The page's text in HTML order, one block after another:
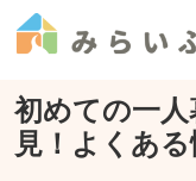
初めての一
見！よくあ